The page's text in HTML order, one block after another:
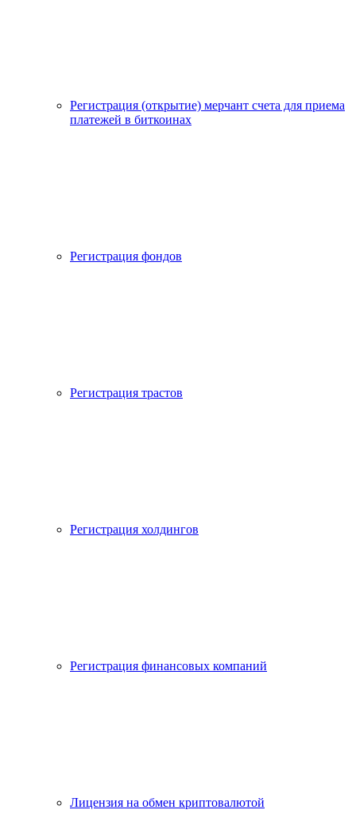
Регистрация (открытие) мерчант счета для приема
платежей в биткоинах
Регистрация фондов
Регистрация трастов
Регистрация холдингов
Регистрация финансовых компаний
Лицензия на обмен криптовалютой